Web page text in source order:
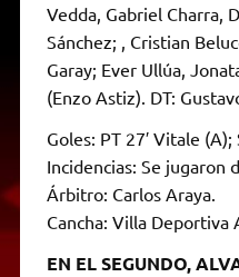
Vedda, Gabriel Charra,
Sánchez; , Cristian
Garay; Ever Ullúa,
(Enzo Astiz). DT:
Goles: PT 27′ Vitale (A);
Incidencias: Se jugaron
Árbitro: Carlos Araya.
Cancha: Villa Deportiva
EN EL SEGUNDO,